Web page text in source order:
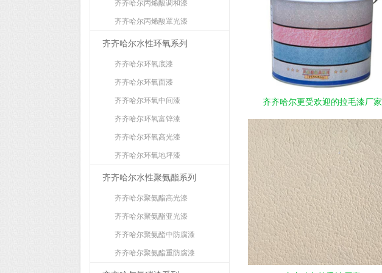
齐齐哈尔更受欢迎的拉毛漆厂家
齐齐哈尔丙烯酸调和漆
齐齐哈尔丙烯酸罩光漆
齐齐哈尔水性环氧系列
齐齐哈尔环氧底漆
齐齐哈尔环氧面漆
齐齐哈尔环氧中间漆
齐齐哈尔环氧富锌漆
齐齐哈尔环氧高光漆
齐齐哈尔环氧地坪漆
齐齐哈尔水性聚氨酯系列
齐齐哈尔聚氨酯高光漆
齐齐哈尔聚氨酯亚光漆
齐齐哈尔聚氨酯中防腐漆
齐齐哈尔聚氨酯重防腐漆